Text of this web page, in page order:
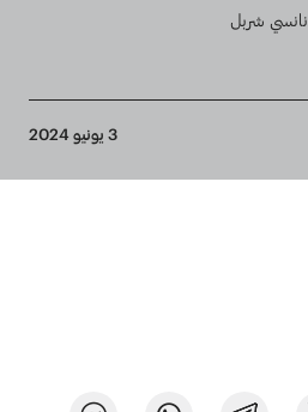
نانسي شربل
3 يونيو 2024